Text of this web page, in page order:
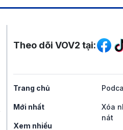
Mạng xã hội
Theo dõi VOV2 tại:
Trang chủ
Mới nhất
Xem nhiều
Xóa
nát